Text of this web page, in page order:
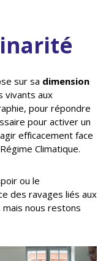
sur sa dimension
vivants aux
pour répondre
pour activer un
efficacement face
Climatique.
ou le
des ravages liés aux
nous restons